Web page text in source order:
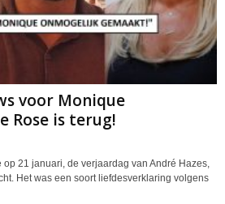
voor Monique
Rose is terug!
op 21 januari, de verjaardag van André Hazes,
Het was een soort liefdesverklaring volgens